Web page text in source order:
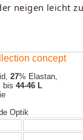
neigen leicht
concept
27% Elastan,
bis44-46 L
Optik